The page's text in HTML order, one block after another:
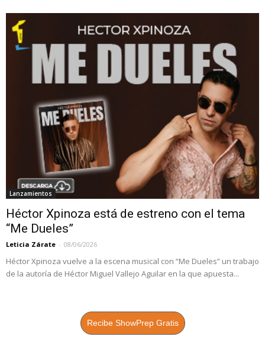
Lanzamientos
Héctor Xpinoza está de estreno con el tema
“Me Dueles”
Leticia Zárate - 08/06/2026
Héctor Xpinoza vuelve a la escena musical con “Me Dueles” un trabajo
de la autoría de Héctor Miguel Vallejo Aguilar en la que apuesta...
Recibe ShowPrep Gratis